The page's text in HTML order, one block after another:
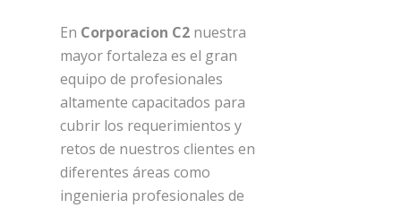
En Corporacion C2 nuestra
mayor fortaleza es el gran
equipo de profesionales
altamente capacitados para
cubrir los requerimientos y
retos de nuestros clientes en
diferentes áreas como
ingenieria profesionales de